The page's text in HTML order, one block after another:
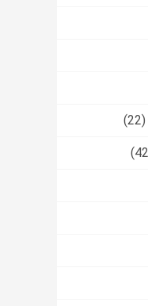
(22)